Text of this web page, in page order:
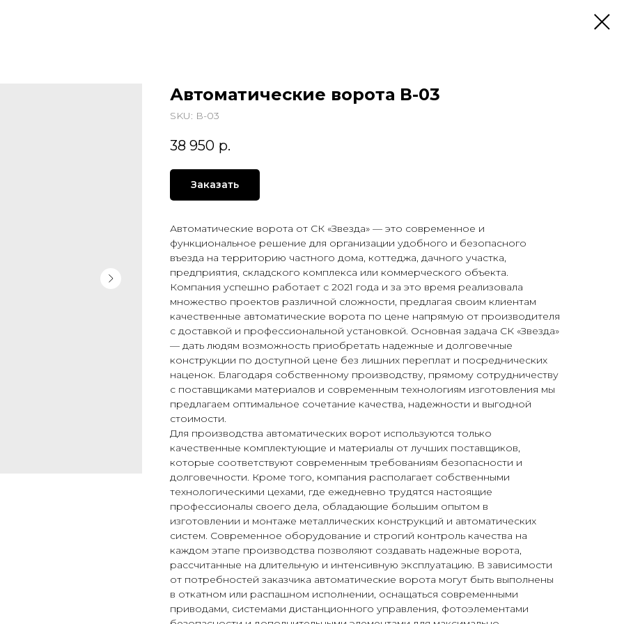
Автоматические ворота В-03
SKU: В-03
38 950 р.
Заказать
Автоматические ворота от СК «Звезда» — это современное и
функциональное решение для организации удобного и безопасного
въезда на территорию частного дома, коттеджа, дачного участка,
предприятия, складского комплекса или коммерческого объекта.
Компания успешно работает с 2021 года и за это время реализовала
множество проектов различной сложности, предлагая своим клиентам
качественные автоматические ворота по цене напрямую от производителя
с доставкой и профессиональной установкой. Основная задача СК «Звезда»
— дать людям возможность приобретать надежные и долговечные
конструкции по доступной цене без лишних переплат и посреднических
наценок. Благодаря собственному производству, прямому сотрудничеству
с поставщиками материалов и современным технологиям изготовления мы
предлагаем оптимальное сочетание качества, надежности и выгодной
стоимости.
Для производства автоматических ворот используются только
качественные комплектующие и материалы от лучших поставщиков,
которые соответствуют современным требованиям безопасности и
долговечности. Кроме того, компания располагает собственными
технологическими цехами, где ежедневно трудятся настоящие
профессионалы своего дела, обладающие большим опытом в
изготовлении и монтаже металлических конструкций и автоматических
систем. Современное оборудование и строгий контроль качества на
каждом этапе производства позволяют создавать надежные ворота,
рассчитанные на длительную и интенсивную эксплуатацию. В зависимости
от потребностей заказчика автоматические ворота могут быть выполнены
в откатном или распашном исполнении, оснащаться современными
приводами, системами дистанционного управления, фотоэлементами